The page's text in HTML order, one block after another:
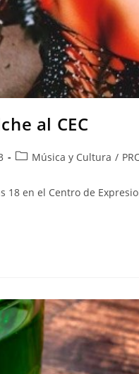
al CEC
Música y Cultura /
18 en el Centro de